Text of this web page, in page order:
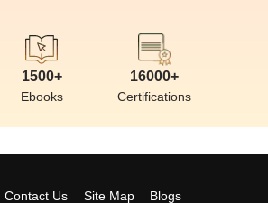
1500+
Ebooks
16000+
Certifications
Contact Us Site Map Blogs